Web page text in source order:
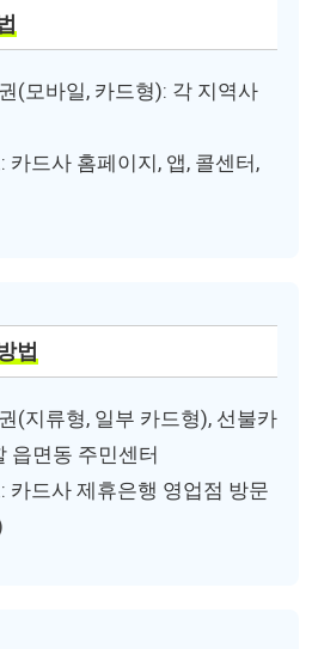
(모바일, 카드형): 각 지역사
카드사 홈페이지, 앱, 콜센터,
법
(지류형, 일부 카드형), 선불카
읍면동 주민센터
카드사 제휴은행 영업점 방문